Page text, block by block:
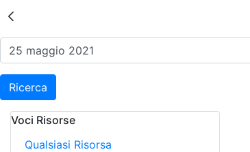
Risultati della Ricerca
Ricerca
Voci Risorse
Qualsiasi Risorsa